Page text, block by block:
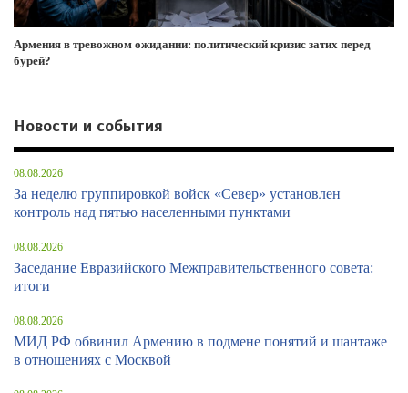
Армения в тревожном ожидании: политический кризис затих перед
бурей?
Новости и события
08.08.2026
За неделю группировкой войск «Север» установлен
контроль над пятью населенными пунктами
08.08.2026
Заседание Евразийского Межправительственного совета:
итоги
08.08.2026
МИД РФ обвинил Армению в подмене понятий и шантаже
в отношениях с Москвой